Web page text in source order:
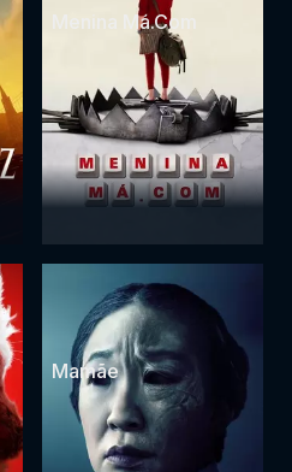
Menina Má.Com
Mamãe